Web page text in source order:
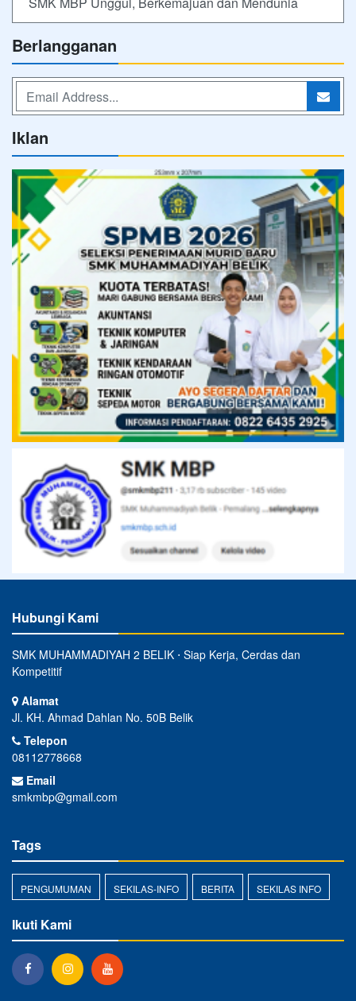
Berlangganan
Iklan
Hubungi Kami
SMK MUHAMMADIYAH 2 BELIK ⋅ Siap Kerja, Cerdas dan
Kompetitif
Alamat
Jl. KH. Ahmad Dahlan No. 50B Belik
Telepon
08112778668
Email
smkmbp@gmail.com
Tags
PENGUMUMAN SEKILAS-INFO BERITA SEKILAS INFO
Ikuti Kami